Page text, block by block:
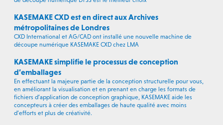
KASEMAKE CXD est en direct aux Archives
métropolitaines de Londres
CXD International et AG/CAD ont installé une nouvelle machine de
découpe numérique KASEMAKE CXD chez LMA
KASEMAKE simplifie le processus de conception
d’emballages
En effectuant la majeure partie de la conception structurelle pour vous,
en améliorant la visualisation et en prenant en charge les formats de
fichiers d’application de conception graphique, KASEMAKE aide les
concepteurs à créer des emballages de haute qualité avec moins
d’efforts et plus de créativité.